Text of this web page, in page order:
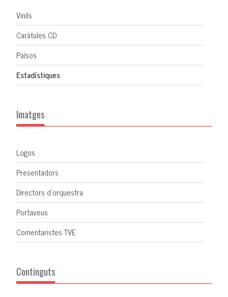
Vinils
Caràtules CD
Països
Estadístiques
Imatges
Logos
Presentadors
Directors d'orquestra
Portaveus
Comentaristes TVE
Continguts